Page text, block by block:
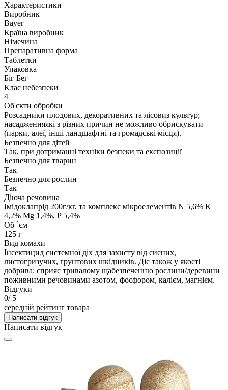
Характеристики
Виробник
Bayer
Країна виробник
Німечина
Препаративна форма
Таблетки
Упаковка
Біг Бег
Клас небезпеки
4
Об'єкти обробки
Розсадники плодових, декоративних та лісовиз культур;
насадженняякі з різних причин не можливо обрискувати
(парки, алеї, інші ландшафтні та громадські місця).
Безпечно для дітей
Так, при дотриманні техніки безпеки та експозиції
Безпечно для тварин
Так
Безпечно для рослин
Так
Діюча речовина
Імідоклапрід 200г/кг, та комплекс мікроелементів N 5,6% K
4,2% Mg 1,4%, P 5,4%
Об `єм
125 г
Вид комахи
Інсектицид системної діх для захисту від сисних,
листогризучих, грунтових шкідників. Діє також у якості
добрива: сприяє тривалому щабезпеченню рослини/деревини
поживними речовинами азотом, фосфором, калієм, магнієм.
Відгуки
0/ 5
середній рейтинг товара
Написати відгук
Написати відгук